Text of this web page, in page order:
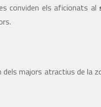
conviden els aficionats al
dels majors atractius de